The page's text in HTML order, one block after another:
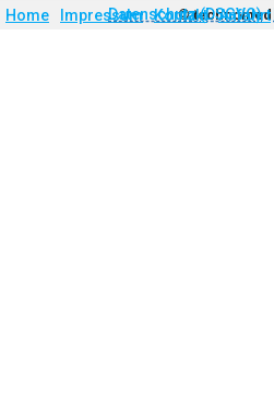
Home Impressum Kontakt Anfahrt
©technomed
Datenschutz (DSGVO)